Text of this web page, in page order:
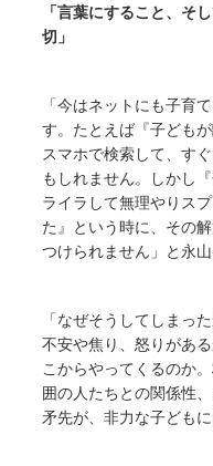
「言葉にすること、そ
切」
「今はネットにも子育
す。たとえば『子ども
スマホで検索して、す
もしれません。しかし
ライラして無理やりス
た』という時に、その
つけられません」と永山
「なぜそうしてしまっ
不安や焦り、怒りがあ
こからやってくるのか
囲の人たちとの関係性
矛先が、非力な子ども